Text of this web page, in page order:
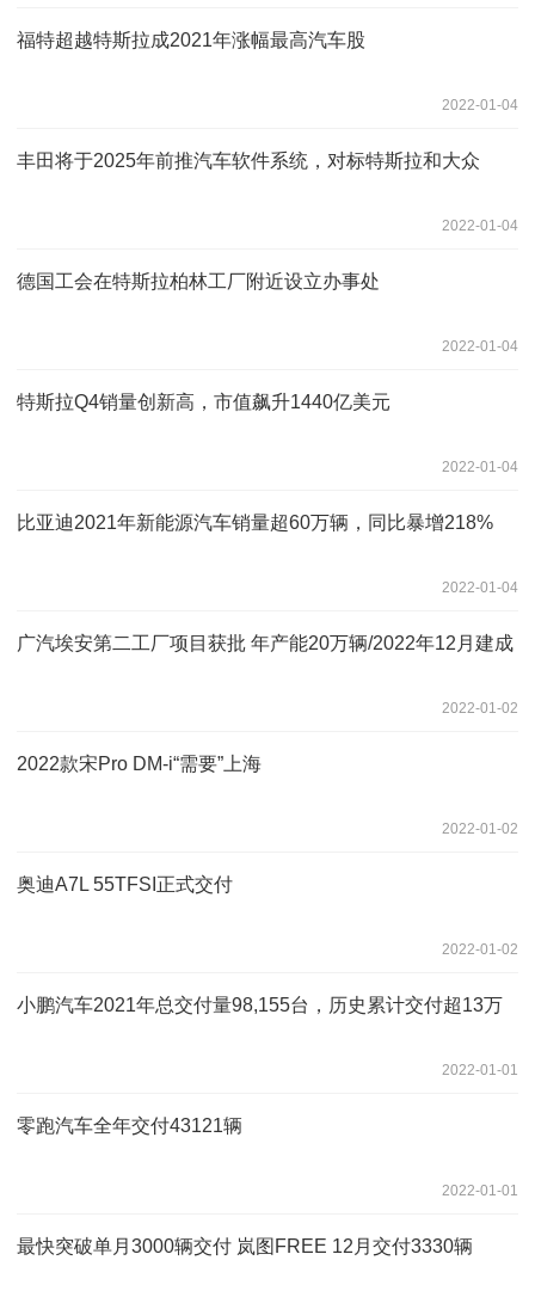
福特超越特斯拉成2021年涨幅最高汽车股
2022-01-04
丰田将于2025年前推汽车软件系统，对标特斯拉和大众
2022-01-04
德国工会在特斯拉柏林工厂附近设立办事处
2022-01-04
特斯拉Q4销量创新高，市值飙升1440亿美元
2022-01-04
比亚迪2021年新能源汽车销量超60万辆，同比暴增218%
2022-01-04
广汽埃安第二工厂项目获批 年产能20万辆/2022年12月建成
2022-01-02
2022款宋Pro DM-i“需要”上海
2022-01-02
奥迪A7L 55TFSI正式交付
2022-01-02
小鹏汽车2021年总交付量98,155台，历史累计交付超13万
2022-01-01
零跑汽车全年交付43121辆
2022-01-01
最快突破单月3000辆交付 岚图FREE 12月交付3330辆